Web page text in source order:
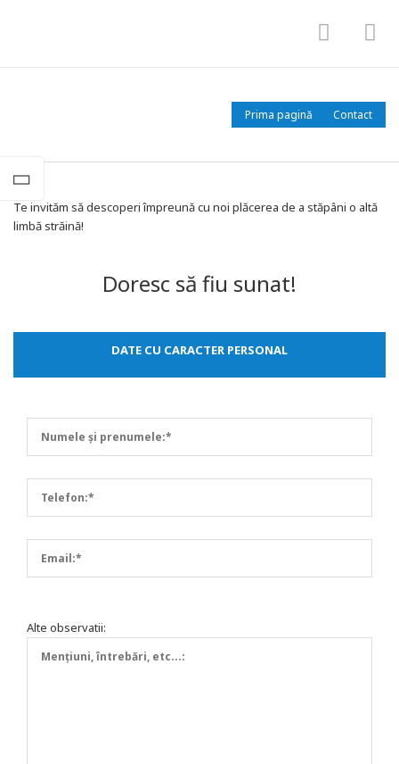
Prima pagină Contact
Te invităm să descoperi împreună cu noi plăcerea de a stăpâni o altă
limbă străină!
Doresc să fiu sunat!
DATE CU CARACTER PERSONAL
Alte observatii: